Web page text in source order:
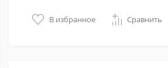
В избранное Сравнить